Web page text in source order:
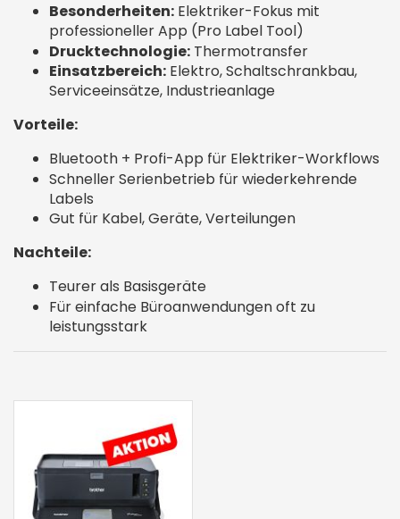
Besonderheiten: Elektriker-Fokus mit
professioneller App (Pro Label Tool)
Drucktechnologie: Thermotransfer
Einsatzbereich: Elektro, Schaltschrankbau,
Serviceeinsätze, Industrieanlage
Vorteile:
Bluetooth + Profi-App für Elektriker-Workflows
Schneller Serienbetrieb für wiederkehrende
Labels
Gut für Kabel, Geräte, Verteilungen
Nachteile:
Teurer als Basisgeräte
Für einfache Büroanwendungen oft zu
leistungsstark